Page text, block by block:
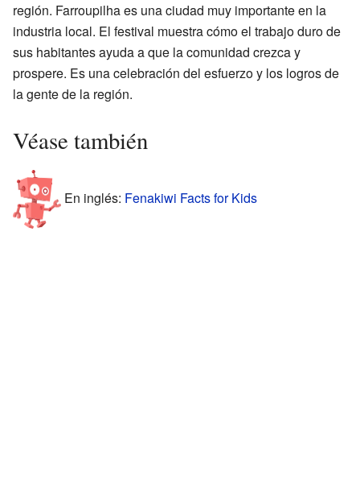
región. Farroupilha es una ciudad muy importante en la
industria local. El festival muestra cómo el trabajo duro de
sus habitantes ayuda a que la comunidad crezca y
prospere. Es una celebración del esfuerzo y los logros de
la gente de la región.
Véase también
En inglés: Fenakiwi Facts for Kids